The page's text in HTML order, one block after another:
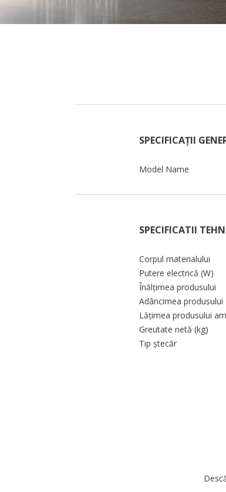
SPECIFICAȚII
Model Name
SPECIFICATII
Corpul materialului
Putere electrică (W)
Înălțimea produsului
Adâncimea produsului
Lățimea produsului
Greutate netă (kg)
Tip ștecăr